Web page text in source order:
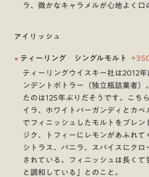
ラ、微かなキャラメルが心地よく口
アイリッシュ
● ティーリング シングルモルト +
ティーリングウイスキー社は2012
ンデントボトラー（独立瓶詰業者
たのは125年ぶりだそうです。こち
イラ、ホワイトバーガンディとカ
でフィニッシュしたモルトをブレン
ジク、トフィーにレモンがあふれて
シトラス、バニラ、スパイスにクロ
されている。フィニッシュは長く
と調和している」とのこと。